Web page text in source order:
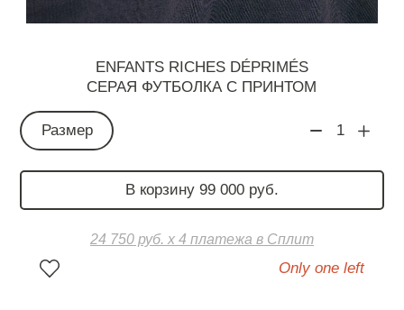
ENFANTS RICHES DÉPRIMÉS
СЕРАЯ ФУТБОЛКА С ПРИНТОМ
Размер 1
В корзину 99 000 руб.
24 750 руб. х 4 платежа в Сплит
Only one left